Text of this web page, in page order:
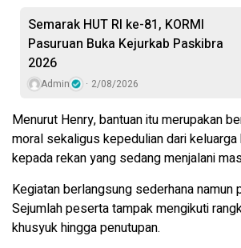
Semarak HUT RI ke-81, KORMI
Pasuruan Buka Kejurkab Paskibra
2026
Admin 2/08/2026
Menurut Henry, bantuan itu merupakan
moral sekaligus kepedulian dari
kepada rekan yang sedang menjalani
Kegiatan berlangsung sederhana namun
Sejumlah peserta tampak mengikuti
khusyuk hingga penutupan.